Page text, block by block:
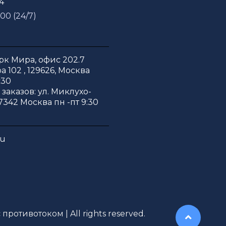
(24/7)
Мира, офис 202.7
102 , 129626, Москва
ул. Миклухо-
Москва пн -пт 9:30
| All rights reserved.